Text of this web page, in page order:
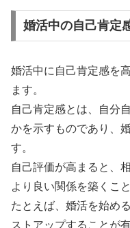
婚活中の自己肯定
婚活中に自己肯定感を
ます。
自己肯定感とは、自分
かを示すものであり、
す。
自己評価が高まると、
より良い関係を築くこ
たとえば、婚活を始め
ストアップすることが